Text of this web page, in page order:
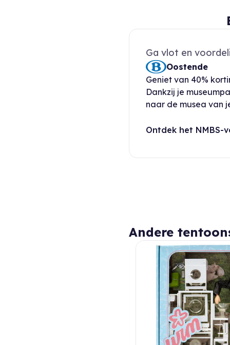
Ga vlot en
Oostende
Geniet van 40%
Dankzij je
naar de musea van
Ontdek het NMBS-
Andere